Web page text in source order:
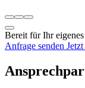
Bereit für Ihr
Anfrage senden